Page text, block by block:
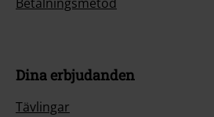
Betalningsmetod
Dina erbjudanden
Tävlingar